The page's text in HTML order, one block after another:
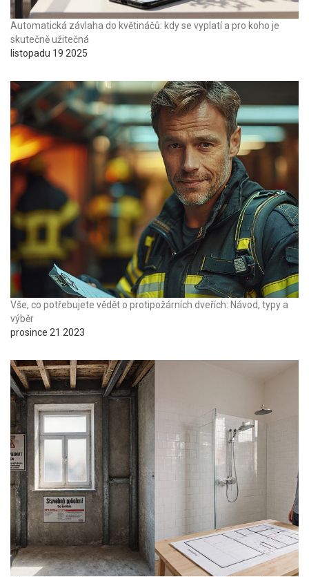
Automatická závlaha do květináčů: kdy se vyplatí a pro koho je
skutečně užitečná
listopadu 19 2025
Vše, co potřebujete vědět o protipožárních dveřích: Návod, typy a
výběr
prosince 21 2023